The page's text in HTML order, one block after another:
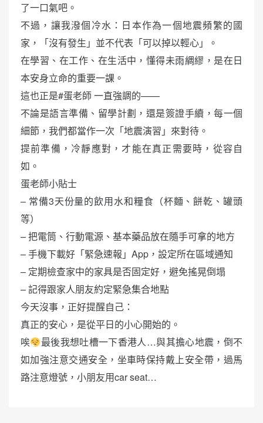
了一口氣吧。
不過，讓我潑個冷水：日本作為一個地震頻繁的國
家，「沒有發生」並不代表「可以掉以輕心」。
在學習、在工作、在生活中，懂得未雨綢繆，是在日
本安身立命的重要一課。
這也正是#蛋老師 一直強調的——
不論是語言準備、留學計劃，還是簽證手續，每一個
細節，我們都當作一次「地震演習」來對待。
提前準備，冷靜應對，才能在真正需要時，從容自
如。
蛋老師小貼士
– 常備3天份量的飲用水和糧食（杯麵、餅乾、罐頭
等）
– 把電筒、行動電源、基本藥品放在隨手可拿的地方
– 手機下載好「緊急速報」App，設定所在區域通知
– 定期檢查家中的家具是否固定好，避免搖晃倒塌
– 記得跟家人朋友約定緊急集合地點
今天沒事，正好提醒自己：
真正的安心，是從平日的小心開始的。
唉
最後我想吐槽一下香港人…與其擔心地震，倒不
如加強注意交通安全，坐車時保持戴上安全帶，過馬
路注意燈號，小朋友用car seat…